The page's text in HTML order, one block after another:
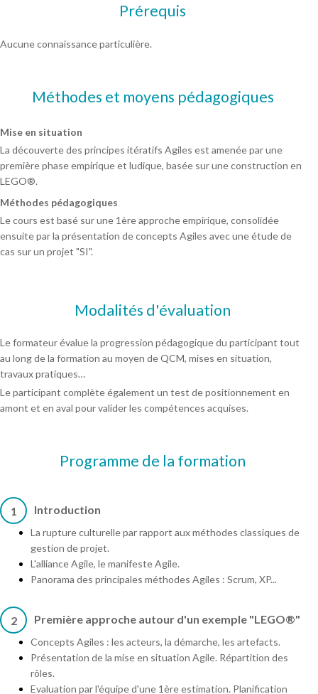
Prérequis
Aucune connaissance particulière.
Méthodes et moyens pédagogiques
Mise en situation
La découverte des principes itératifs Agiles est amenée par une
première phase empirique et ludique, basée sur une construction en
LEGO®.
Méthodes pédagogiques
Le cours est basé sur une 1ère approche empirique, consolidée
ensuite par la présentation de concepts Agiles avec une étude de
cas sur un projet "SI".
Modalités d'évaluation
Le formateur évalue la progression pédagogique du participant tout
au long de la formation au moyen de QCM, mises en situation,
travaux pratiques…
Le participant complète également un test de positionnement en
amont et en aval pour valider les compétences acquises.
Programme de la formation
1 Introduction
La rupture culturelle par rapport aux méthodes classiques de
gestion de projet.
L'alliance Agile, le manifeste Agile.
Panorama des principales méthodes Agiles : Scrum, XP...
2 Première approche autour d'un exemple "LEGO®"
Concepts Agiles : les acteurs, la démarche, les artefacts.
Présentation de la mise en situation Agile. Répartition des
rôles.
Evaluation par l'équipe d'une 1ère estimation. Planification